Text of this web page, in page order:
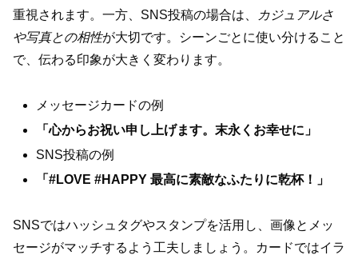
重視されます。一方、SNS投稿の場合は、
カジュアルさ
や写真との相性が大切です。シーンごとに使い分けること
で、伝わる印象が大きく変わります。
メッセージカードの例
「心からお祝い申し上げます。末永くお幸せに」
SNS投稿の例
「#LOVE #HAPPY 最高に素敵なふたりに乾杯！」
SNSではハッシュタグやスタンプを活用し、画像とメッ
セージがマッチするよう工夫しましょう。カードではイラ